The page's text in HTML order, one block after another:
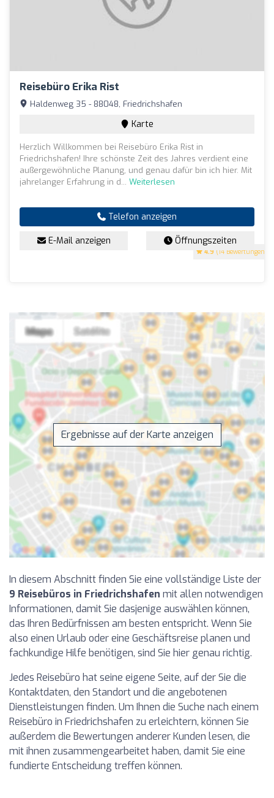
Reisebüro Erika Rist
4.9 (14 Bewertungen)
Haldenweg 35 - 88048, Friedrichshafen
Karte
Herzlich Willkommen bei Reisebüro Erika Rist in
Friedrichshafen! Ihre schönste Zeit des Jahres verdient eine
außergewöhnliche Planung, und genau dafür bin ich hier. Mit
jahrelanger Erfahrung in d... Weiterlesen
Telefon anzeigen
E-Mail anzeigen Öffnungszeiten
Ergebnisse auf der Karte anzeigen
In diesem Abschnitt finden Sie eine vollständige Liste der
9 Reisebüros in Friedrichshafen mit allen notwendigen
Informationen, damit Sie dasjenige auswählen können,
das Ihren Bedürfnissen am besten entspricht. Wenn Sie
also einen Urlaub oder eine Geschäftsreise planen und
fachkundige Hilfe benötigen, sind Sie hier genau richtig.
Jedes Reisebüro hat seine eigene Seite, auf der Sie die
Kontaktdaten, den Standort und die angebotenen
Dienstleistungen finden. Um Ihnen die Suche nach einem
Reisebüro in Friedrichshafen zu erleichtern, können Sie
außerdem die Bewertungen anderer Kunden lesen, die
mit ihnen zusammengearbeitet haben, damit Sie eine
fundierte Entscheidung treffen können.